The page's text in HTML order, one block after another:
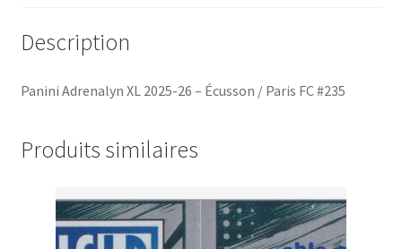
Description
Panini Adrenalyn XL 2025-26 – Écusson / Paris FC #235
Produits similaires